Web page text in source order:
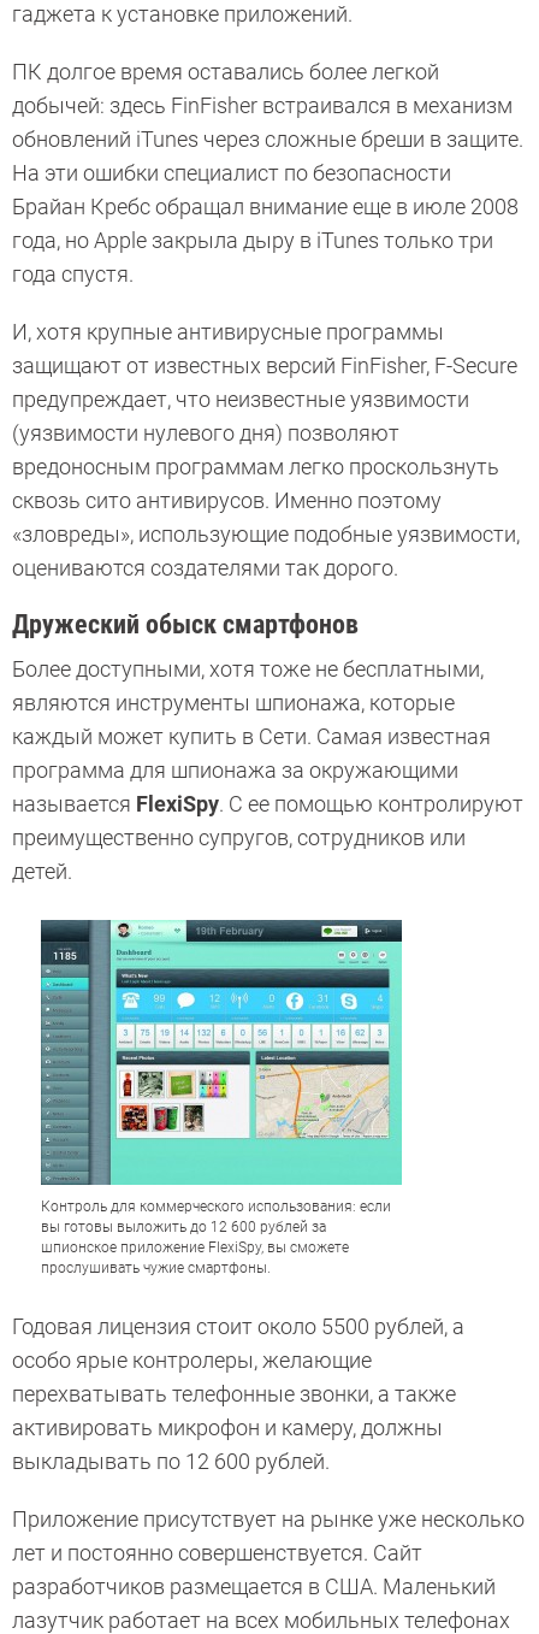
гаджета к установке приложений.
ПК долгое время оставались более легкой
добычей: здесь FinFisher встраивался в механизм
обновлений iTunes через сложные бреши в защите.
На эти ошибки специалист по безопасности
Брайан Кребс обращал внимание еще в июле 2008
года, но Apple закрыла дыру в iTunes только три
года спустя.
И, хотя крупные антивирусные программы
защищают от известных версий FinFisher, F-Secure
предупреждает, что неизвестные уязвимости
(уязвимости нулевого дня) позволяют
вредоносным программам легко проскользнуть
сквозь сито антивирусов. Именно поэтому
«зловреды», использующие подобные уязвимости,
оцениваются создателями так дорого.
Дружеский обыск смартфонов
Более доступными, хотя тоже не бесплатными,
являются инструменты шпионажа, которые
каждый может купить в Сети. Самая известная
программа для шпионажа за окружающими
называется FlexiSpy. С ее помощью контролируют
преимущественно супругов, сотрудников или
детей.
Контроль для коммерческого использования: если
вы готовы выложить до 12 600 рублей за
шпионское приложение FlexiSpy, вы сможете
прослушивать чужие смартфоны.
Годовая лицензия стоит около 5500 рублей, а
особо ярые контролеры, желающие
перехватывать телефонные звонки, а также
активировать микрофон и камеру, должны
выкладывать по 12 600 рублей.
Приложение присутствует на рынке уже несколько
лет и постоянно совершенствуется. Сайт
разработчиков размещается в США. Маленький
лазутчик работает на всех мобильных телефонах